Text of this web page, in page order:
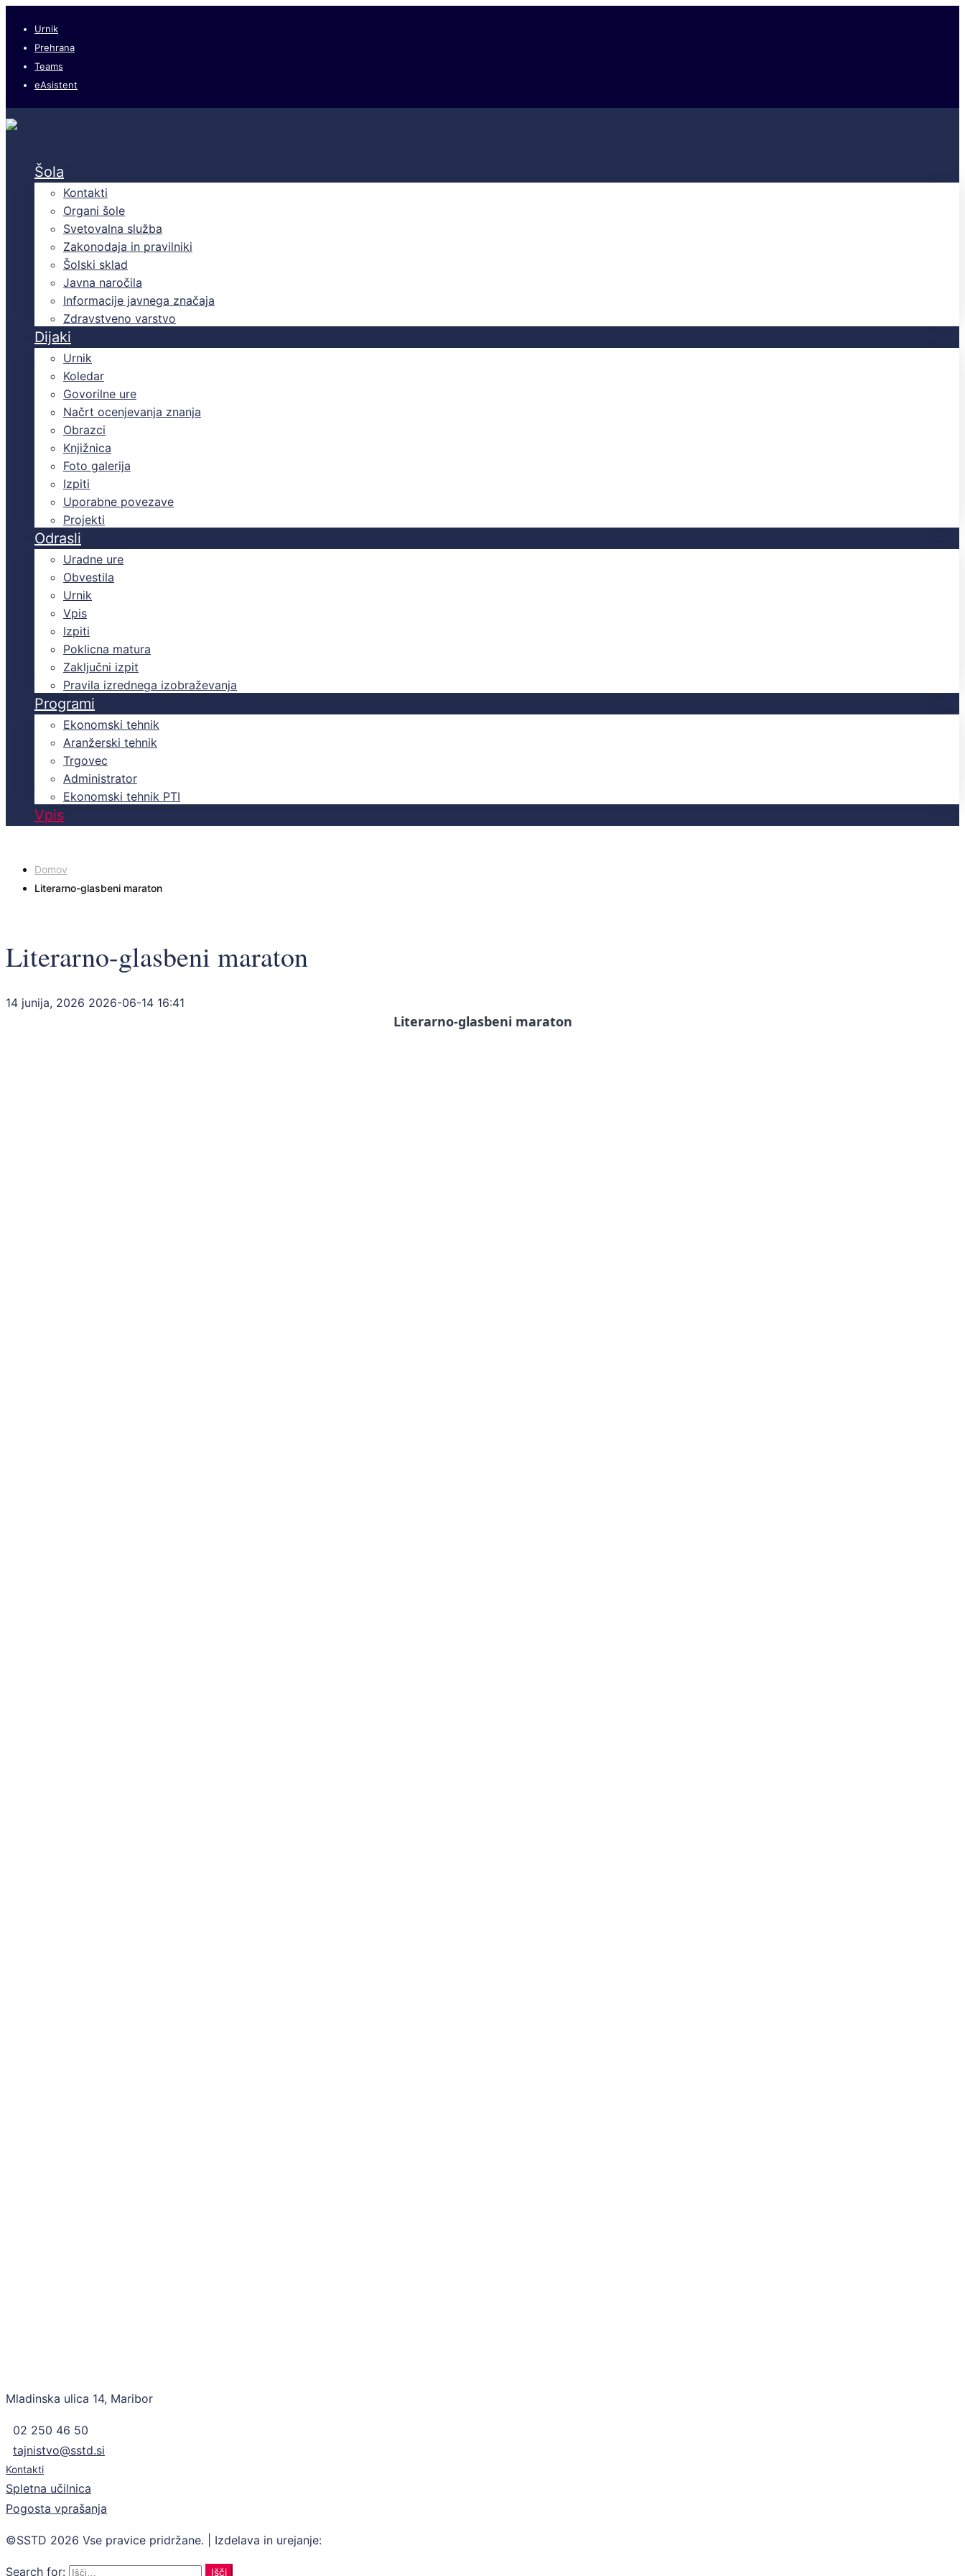
Urnik
Prehrana
Teams
eAsistent
Šola
Kontakti
Organi šole
Svetovalna služba
Zakonodaja in pravilniki
Šolski sklad
Javna naročila
Informacije javnega značaja
Zdravstveno varstvo
Dijaki
Urnik
Koledar
Govorilne ure
Načrt ocenjevanja znanja
Obrazci
Knjižnica
Foto galerija
Izpiti
Uporabne povezave
Projekti
Odrasli
Uradne ure
Obvestila
Urnik
Vpis
Izpiti
Poklicna matura
Zaključni izpit
Pravila izrednega izobraževanja
Programi
Ekonomski tehnik
Aranžerski tehnik
Trgovec
Administrator
Ekonomski tehnik PTI
Vpis
Domov
Literarno-glasbeni maraton
Literarno-glasbeni maraton
14 junija, 2026 2026-06-14 16:41
Literarno-glasbeni maraton
Mladinska ulica 14, Maribor
02 250 46 50
tajnistvo@sstd.si
Kontakti
Spletna učilnica
Pogosta vprašanja
©SSTD 2026 Vse pravice pridržane. | Izdelava in urejanje:
Search for: Išči